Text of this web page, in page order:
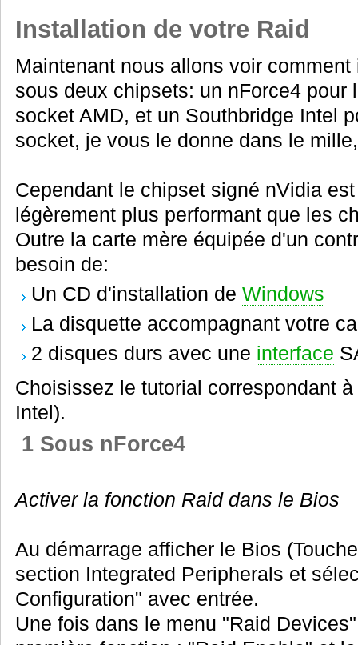
Installation de votre Raid
Maintenant nous allons voir
sous deux chipsets: un nForce4 pour
socket AMD, et un Southbridge Intel
socket, je vous le donne dans le
Cependant le chipset signé nVidia
légèrement plus performant que les
Outre la carte mère équipée d'un
besoin de:
Un CD d'installation de Windows
La disquette accompagnant votre
2 disques durs avec une interface
Choisissez le tutorial correspondant
Intel).
1 Sous nForce4
Activer la fonction Raid dans le Bios
Au démarrage afficher le Bios
section Integrated Peripherals et
Configuration" avec entrée.
Une fois dans le menu "Raid